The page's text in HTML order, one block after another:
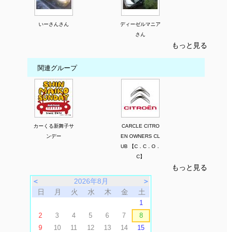
いーさんさん
ディーゼルマニア
さん
もっと見る
関連グループ
カーくる新舞子サ
ンデー
CARCLE CITRO
EN OWNERS CL
UB 【C．C．O．
C】
もっと見る
＜
2026年8月
＞
日
月 火 水 木 金 土
1
2
3 4 5 6 7
8
9
10 11 12 13 14
15